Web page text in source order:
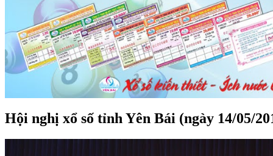
Hội nghị xổ số tỉnh Yên Bái (ngày 14/05/